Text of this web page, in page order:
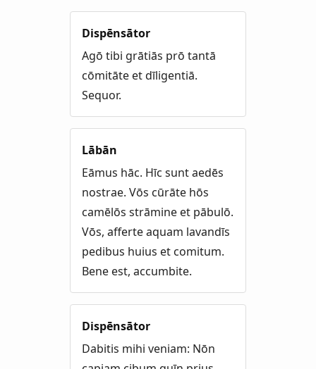
Dispēnsātor
Agō tibi grātiās prō tantā
cōmitāte et dīligentiā.
Sequor.
Lābān
Eāmus hāc. Hīc sunt aedēs
nostrae. Vōs cūrāte hōs
camēlōs strāmine et pābulō.
Vōs, afferte aquam lavandīs
pedibus huius et comitum.
Bene est, accumbite.
Dispēnsātor
Dabitis mihi veniam: Nōn